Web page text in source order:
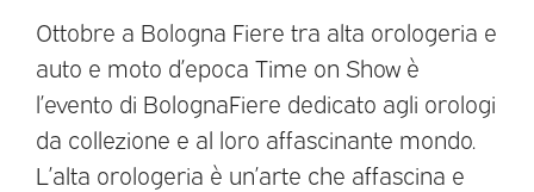
Ottobre a Bologna Fiere tra alta orologeria e
auto e moto d’epoca Time on Show è
l’evento di BolognaFiere dedicato agli orologi
da collezione e al loro affascinante mondo.
L’alta orologeria è un’arte che affascina e